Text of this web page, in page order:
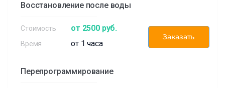
Восстановление после воды
от 2500 руб.
от 1 часа
Заказать
Перепрограммирование